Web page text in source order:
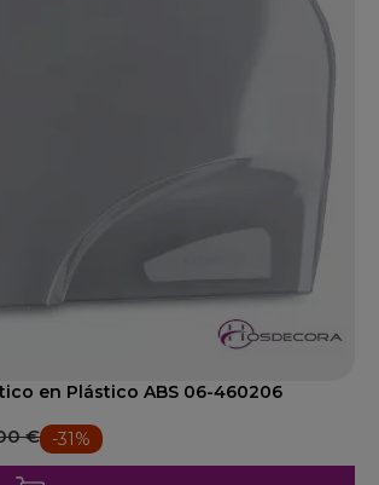
en Plástico ABS 06-460206
€ -31%